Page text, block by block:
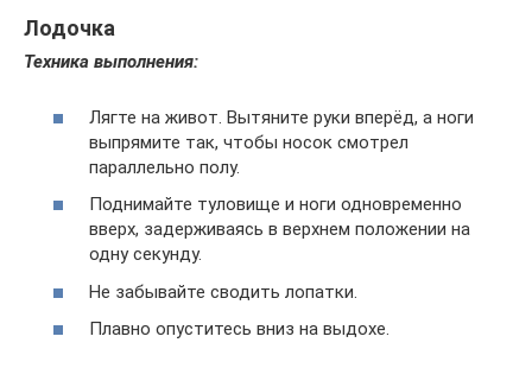
Лодочка
Техника выполнения:
Лягте на живот. Вытяните руки вперёд, а ноги
выпрямите так, чтобы носок смотрел
параллельно полу.
Поднимайте туловище и ноги одновременно
вверх, задерживаясь в верхнем положении на
одну секунду.
Не забывайте сводить лопатки.
Плавно опуститесь вниз на выдохе.